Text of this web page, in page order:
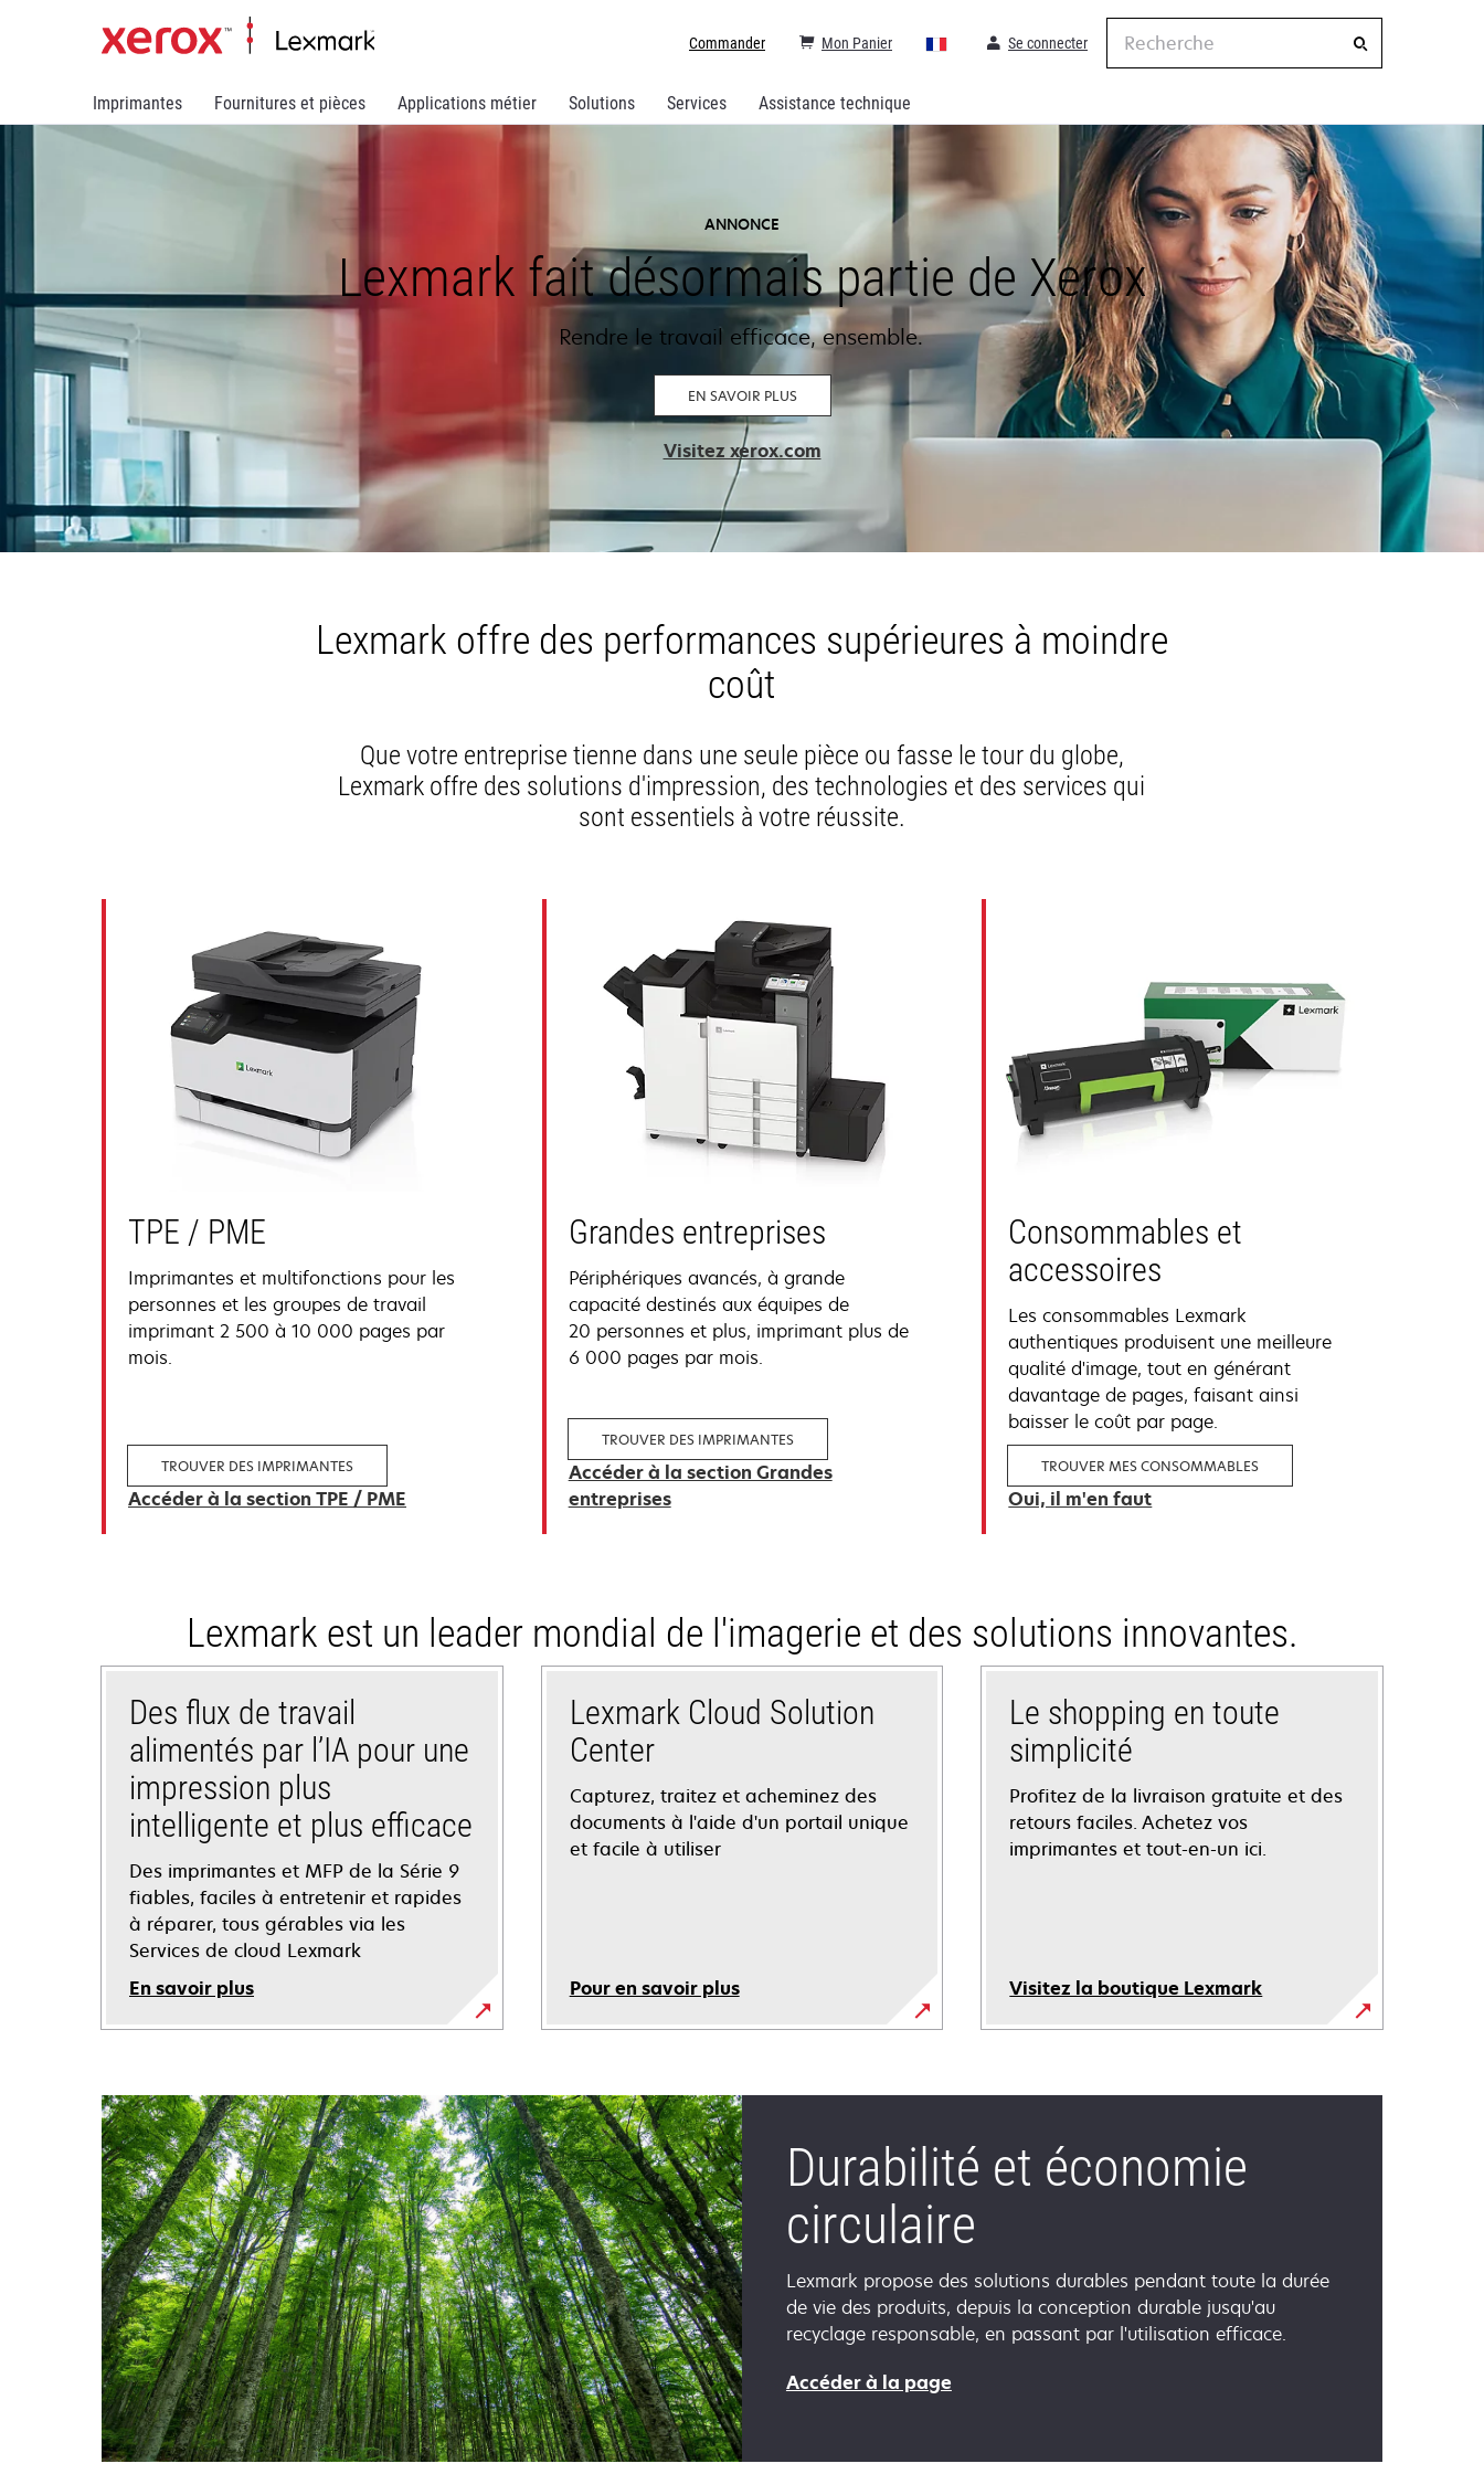
Imprimantes Fournitures et pièces Applications métier Solutions Services Assistance technique
Se connecter
Mon Panier
Commander
Recherche
ANNONCE
Lexmark fait désormais partie de Xerox
Rendre le travail efficace, ensemble.
EN SAVOIR PLUS
Visitez xerox.coms’ouvre
nouvel
onglet
Lexmark offre des performances supérieures à moindre
coût
Que votre entreprise tienne dans une seule pièce ou fasse le tour du globe,
Lexmark offre des solutions d'impression, des technologies et des services qui
sont essentiels à votre réussite.
TPE / PME
Imprimantes et multifonctions pour les
personnes et les groupes de travail
imprimant 2 500 à 10 000 pages par
mois.
TROUVER DES IMPRIMANTES
Accéder à la section TPE / PME
Grandes entreprises
Périphériques avancés, à grande
capacité destinés aux équipes de
20 personnes et plus, imprimant plus de
6 000 pages par mois.
TROUVER DES IMPRIMANTES
Accéder à la section Grandes
entreprises
Consommables et
accessoires
Les consommables Lexmark
authentiques produisent une meilleure
qualité d'image, tout en générant
davantage de pages, faisant ainsi
baisser le coût par page.
TROUVER MES CONSOMMABLES
Oui, il m'en faut
Lexmark est un leader mondial de l'imagerie et des solutions innovantes.
Des flux de travail
alimentés par l’IA pour une
impression plus
intelligente et plus efficace
Des imprimantes et MFP de la Série 9
fiables, faciles à entretenir et rapides
à réparer, tous gérables via les
Services de cloud Lexmark
En savoir plus
Lexmark Cloud Solution
Center
Capturez, traitez et acheminez des
documents à l'aide d'un portail unique
et facile à utiliser
Pour en savoir plus
Le shopping en toute
simplicité
Profitez de la livraison gratuite et des
retours faciles. Achetez vos
imprimantes et tout-en-un ici.
Visitez la boutique Lexmark
Durabilité et économie
circulaire
Lexmark propose des solutions durables pendant toute la durée
de vie des produits, depuis la conception durable jusqu'au
recyclage responsable, en passant par l'utilisation efficace.
Accéder à la pages’ouvre
nouvel